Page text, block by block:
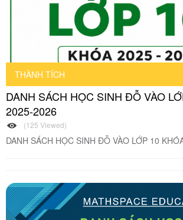
THÀNH TÍCH
DANH SÁCH HỌC SINH ĐỖ VÀO
2025-2026
(125 Viewed)
DANH SÁCH HỌC SINH ĐỖ VÀO LỚP 10